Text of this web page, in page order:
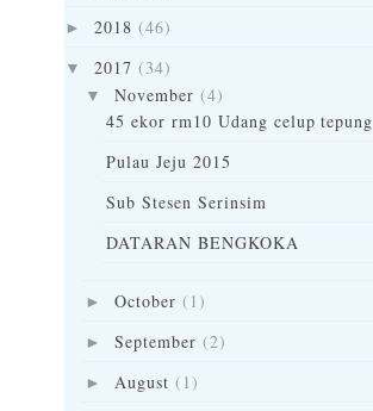
► 2018 (46)
▼ 2017 (34)
▼ November (4)
45 ekor rm10 Udang celup tepung
Pulau Jeju 2015
Sub Stesen Serinsim
DATARAN BENGKOKA
► October (1)
► September (2)
► August (1)